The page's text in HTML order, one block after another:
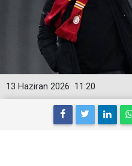
11:20
13 Haziran 2026